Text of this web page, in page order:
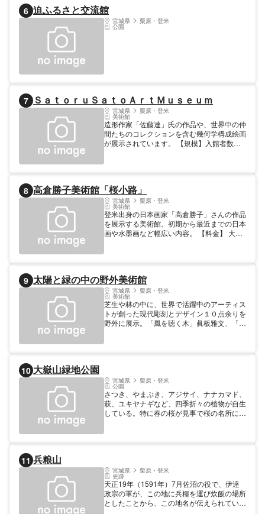
人と素晴らしい時間を過ごしてみてはいかが
でしょうか。きっと新鮮な驚きや喜びが待っ
ていることでしょう。
6 迫ふるさと交流館
宮城県 栗原・登米
公園
7 ＳａｔｏｒｕＳａｔｏＡｒｔＭｕｓｅｕｍ
宮城県 栗原・登米
美術館
造形作家「佐藤達」氏の作品や、世界中の仲
間たちのコレクションを含む幾何学構成絵画
が展示されています。 【規模】入館者数
8 高倉勝子美術館「桜小路」
宮城県 栗原・登米
美術館
登米出身の日本画家「高倉勝子」さんの作品
を展示する美術館。初期から最近までの日本
画や水墨画など幅広い内容。 【料金】 大人:
間）：4,000人
9 太陽と緑の中の野外美術館
宮城県 栗原・登米
美術館
芝生や林の中に、世界で活躍中のアーティス
トが創った現代彫刻とデザイン１０点余りを
野外に展示。「風を聴く木」眞板雅文、「日
レン
10 大嶽山緑地公園
宮城県 栗原・登米
公園
さつき、やまぶき、アジサイ、ナナカマド、
萩、ユキヤナギなど、四季折々の植物が自生
している。特に春の桜が見事で桜の名所に数
11 兵粮山
宮城県 栗原・登米
史跡
天正19年（1591年）7月佐沼の役で、伊達
政宗の軍が、この地に兵糧を運び炊飯の場所
としたことから、この地名が伝えられてい